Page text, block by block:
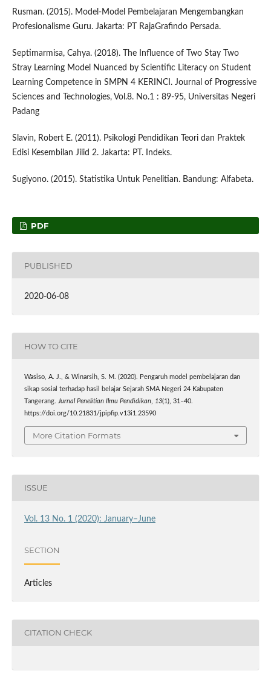
Rusman. (2015). Model-Model Pembelajaran Mengembangkan
Profesionalisme Guru. Jakarta: PT RajaGrafindo Persada.
Septimarmisa, Cahya. (2018). The Influence of Two Stay Two
Stray Learning Model Nuanced by Scientific Literacy on Student
Learning Competence in SMPN 4 KERINCI. Journal of Progressive
Sciences and Technologies, Vol.8. No.1 : 89-95, Universitas Negeri
Padang
Slavin, Robert E. (2011). Psikologi Pendidikan Teori dan Praktek
Edisi Kesembilan Jilid 2. Jakarta: PT. Indeks.
Sugiyono. (2015). Statistika Untuk Penelitian. Bandung: Alfabeta.
PDF
PUBLISHED
2020-06-08
HOW TO CITE
Wasiso, A. J., & Winarsih, S. M. (2020). Pengaruh model pembelajaran dan
sikap sosial terhadap hasil belajar Sejarah SMA Negeri 24 Kabupaten
Tangerang. Jurnal Penelitian Ilmu Pendidikan, 13(1), 31–40.
https://doi.org/10.21831/jpipfip.v13i1.23590
More Citation Formats
ISSUE
Vol. 13 No. 1 (2020): January–June
SECTION
Articles
CITATION CHECK